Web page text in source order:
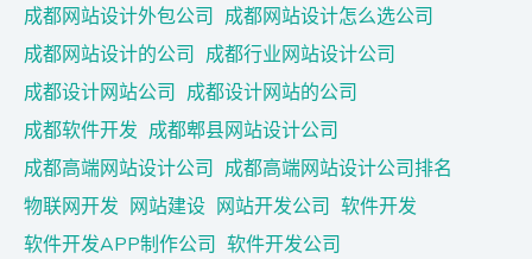
成都网站设计外包公司 成都网站设计怎么选公司
成都网站设计的公司 成都行业网站设计公司
成都设计网站公司 成都设计网站的公司
成都软件开发 成都郫县网站设计公司
成都高端网站设计公司 成都高端网站设计公司排名
物联网开发 网站建设 网站开发公司 软件开发
软件开发APP制作公司 软件开发公司